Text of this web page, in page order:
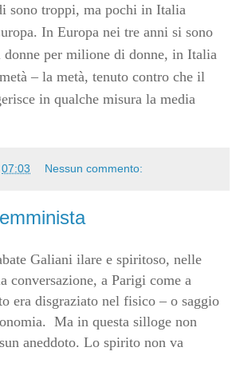
sono troppi, ma pochi in Italia
In Europa nei tre anni si sono
per milione di donne, in Italia
– la metà, tenuto contro che il
in qualche misura la media
07:03 Nessun commento:
Galiani ilare e spiritoso, nelle
conversazione, a Parigi come a
era disgraziato nel fisico – o saggio
Ma in questa silloge non
aneddoto. Lo spirito non va